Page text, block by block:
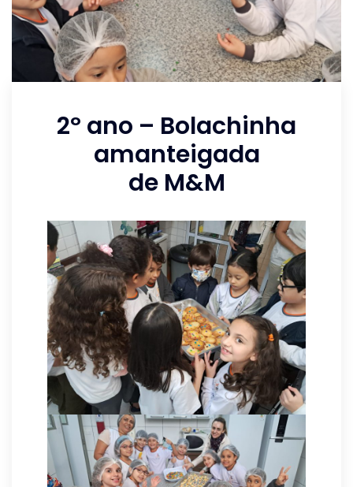
2º ano – Bolachinha
amanteigada
de M&M